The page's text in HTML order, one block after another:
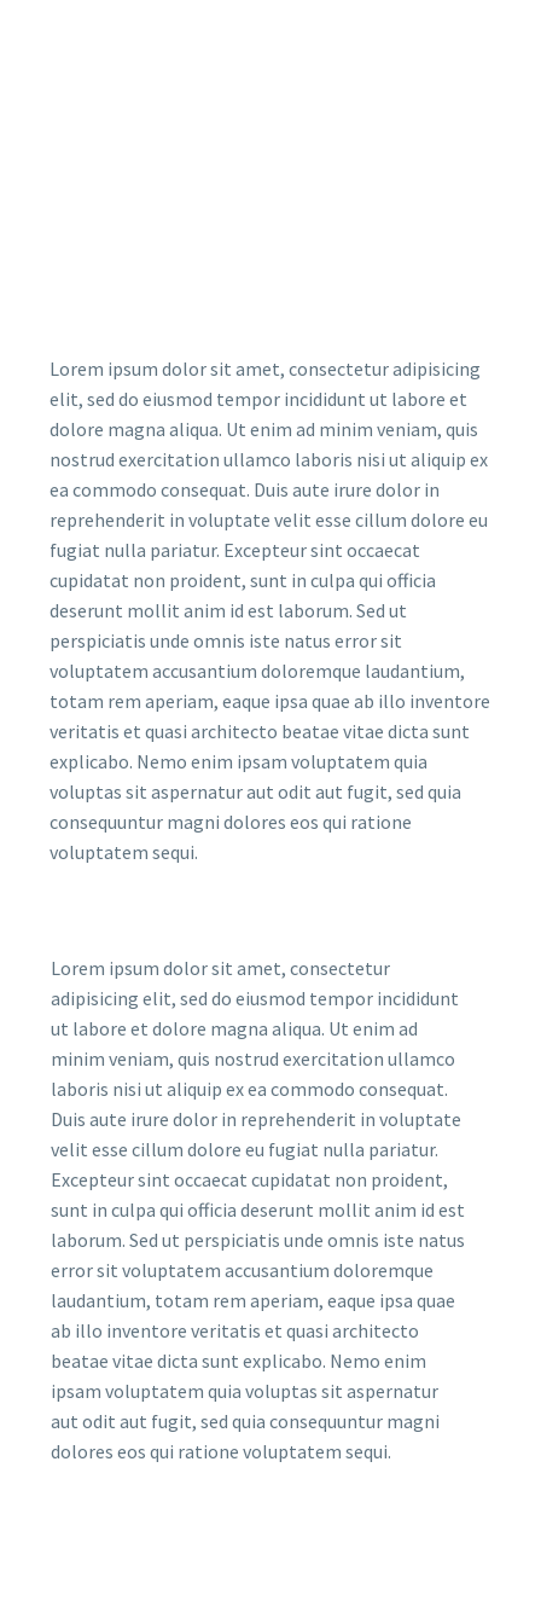
Lorem ipsum dolor sit amet, consectetur adipisicing
elit, sed do eiusmod tempor incididunt ut labore et
dolore magna aliqua. Ut enim ad minim veniam, quis
nostrud exercitation ullamco laboris nisi ut aliquip ex
ea commodo consequat. Duis aute irure dolor in
reprehenderit in voluptate velit esse cillum dolore eu
fugiat nulla pariatur. Excepteur sint occaecat
cupidatat non proident, sunt in culpa qui officia
deserunt mollit anim id est laborum. Sed ut
perspiciatis unde omnis iste natus error sit
voluptatem accusantium doloremque laudantium,
totam rem aperiam, eaque ipsa quae ab illo inventore
veritatis et quasi architecto beatae vitae dicta sunt
explicabo. Nemo enim ipsam voluptatem quia
voluptas sit aspernatur aut odit aut fugit, sed quia
consequuntur magni dolores eos qui ratione
voluptatem sequi.
Lorem ipsum dolor sit amet, consectetur
adipisicing elit, sed do eiusmod tempor incididunt
ut labore et dolore magna aliqua. Ut enim ad
minim veniam, quis nostrud exercitation ullamco
laboris nisi ut aliquip ex ea commodo consequat.
Duis aute irure dolor in reprehenderit in voluptate
velit esse cillum dolore eu fugiat nulla pariatur.
Excepteur sint occaecat cupidatat non proident,
sunt in culpa qui officia deserunt mollit anim id est
laborum. Sed ut perspiciatis unde omnis iste natus
error sit voluptatem accusantium doloremque
laudantium, totam rem aperiam, eaque ipsa quae
ab illo inventore veritatis et quasi architecto
beatae vitae dicta sunt explicabo. Nemo enim
ipsam voluptatem quia voluptas sit aspernatur
aut odit aut fugit, sed quia consequuntur magni
dolores eos qui ratione voluptatem sequi.